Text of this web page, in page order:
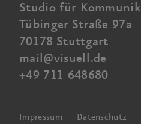
Studio für
Tübinger Straße 97a
70178 Stuttgart
mail@visuell.de
+49 711 648680
Impressum Datenschutz